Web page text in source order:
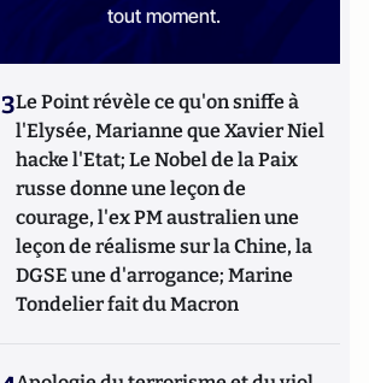
tout moment.
3Le Point révèle ce qu'on sniffe à
l'Elysée, Marianne que Xavier Niel
hacke l'Etat; Le Nobel de la Paix
russe donne une leçon de
courage, l'ex PM australien une
leçon de réalisme sur la Chine, la
DGSE une d'arrogance; Marine
Tondelier fait du Macron